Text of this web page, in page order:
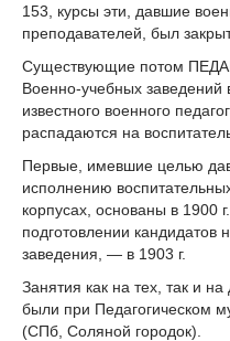
153, курсы эти, давшие
преподавателей, был
Существующие потом
Военно-учебных заведений
известного военного
распадаются на
Первые, имевшие целью
исполнению
корпусах, осно­ваны в 1900
подготовлении кандидатов
заведения, — в 1903 г.
Занятия как на тех, так и
были при Педагогическом
(СПб, Соляной городок).